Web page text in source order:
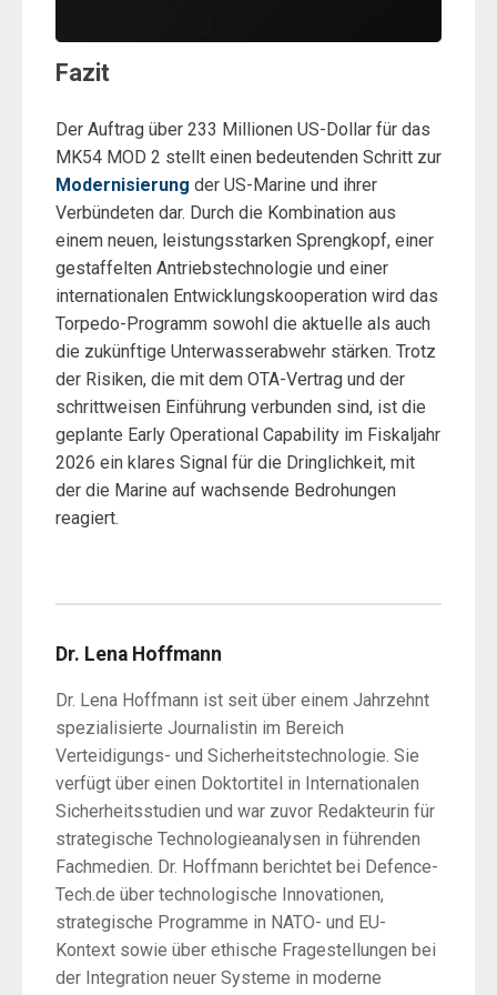
Fazit
Der Auftrag über 233 Millionen US-Dollar für das
MK54 MOD 2 stellt einen bedeutenden Schritt zur
Modernisierung der US-Marine und ihrer
Verbündeten dar. Durch die Kombination aus
einem neuen, leistungsstarken Sprengkopf, einer
gestaffelten Antriebstechnologie und einer
internationalen Entwicklungskooperation wird das
Torpedo-Programm sowohl die aktuelle als auch
die zukünftige Unterwasserabwehr stärken. Trotz
der Risiken, die mit dem OTA-Vertrag und der
schrittweisen Einführung verbunden sind, ist die
geplante Early Operational Capability im Fiskaljahr
2026 ein klares Signal für die Dringlichkeit, mit
der die Marine auf wachsende Bedrohungen
reagiert.
Dr. Lena Hoffmann
Dr. Lena Hoffmann ist seit über einem Jahrzehnt
spezialisierte Journalistin im Bereich
Verteidigungs- und Sicherheitstechnologie. Sie
verfügt über einen Doktortitel in Internationalen
Sicherheitsstudien und war zuvor Redakteurin für
strategische Technologieanalysen in führenden
Fachmedien. Dr. Hoffmann berichtet bei Defence-
Tech.de über technologische Innovationen,
strategische Programme in NATO- und EU-
Kontext sowie über ethische Fragestellungen bei
der Integration neuer Systeme in moderne